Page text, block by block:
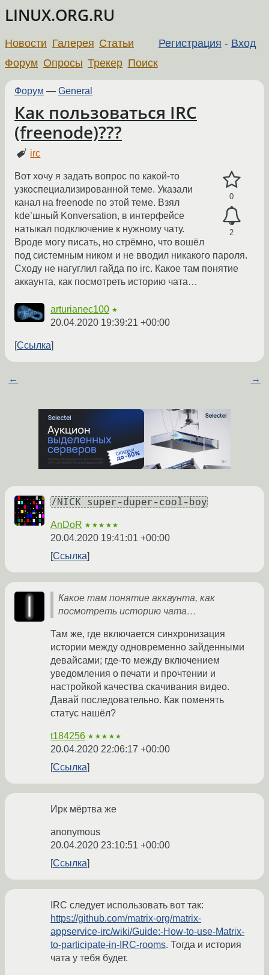
LINUX.ORG.RU
Регистрация - Вход
Новости Галерея Статьи
Форум Опросы Трекер Поиск
Форум — General
Как пользоваться IRC
(freenode)???
irc
0
2
Вот хочу я задать вопрос по какой-то
узкоспециализированной теме. Указали
канал на freenode по этой теме. Взял
kde’шный Konversation, в интерфейсе
натыкал подключение к нужному чату.
Вроде могу писать, но стрёмно, что вошёл
под системным ником и не вводил никакого пароля.
Сходу не нагуглил гайда по irc. Какое там понятие
аккаунта, как посмотреть историю чата…
arturianec100 ★
20.04.2020 19:39:21 +00:00
Ссылка
← →
/NICK super-duper-cool-boy
AnDoR ★★★★★
20.04.2020 19:41:01 +00:00
Ссылка
Какое там понятие аккаунта, как
посмотреть историю чата…
Там же, где включается синхронизация
истории между одновременно зайденными
девайсами; где-то между включением
уведомления о печати и прочтении и
настройкой качества скачивания видео.
Давай последовательно. Как поменять
статус нашёл?
t184256 ★★★★★
20.04.2020 22:06:17 +00:00
Ссылка
Ирк мёртва же
anonymous
20.04.2020 23:10:51 +00:00
Ссылка
IRC следует использовать вот так:
https://github.com/matrix-org/matrix-
appservice-irc/wiki/Guide:-How-to-use-Matrix-
to-participate-in-IRC-rooms. Тогда и история
чата у тебя будет.